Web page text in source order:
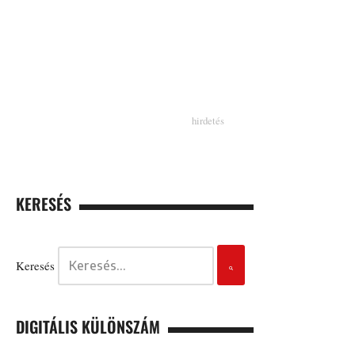
KERESÉS
Keresés
DIGITÁLIS KÜLÖNSZÁM